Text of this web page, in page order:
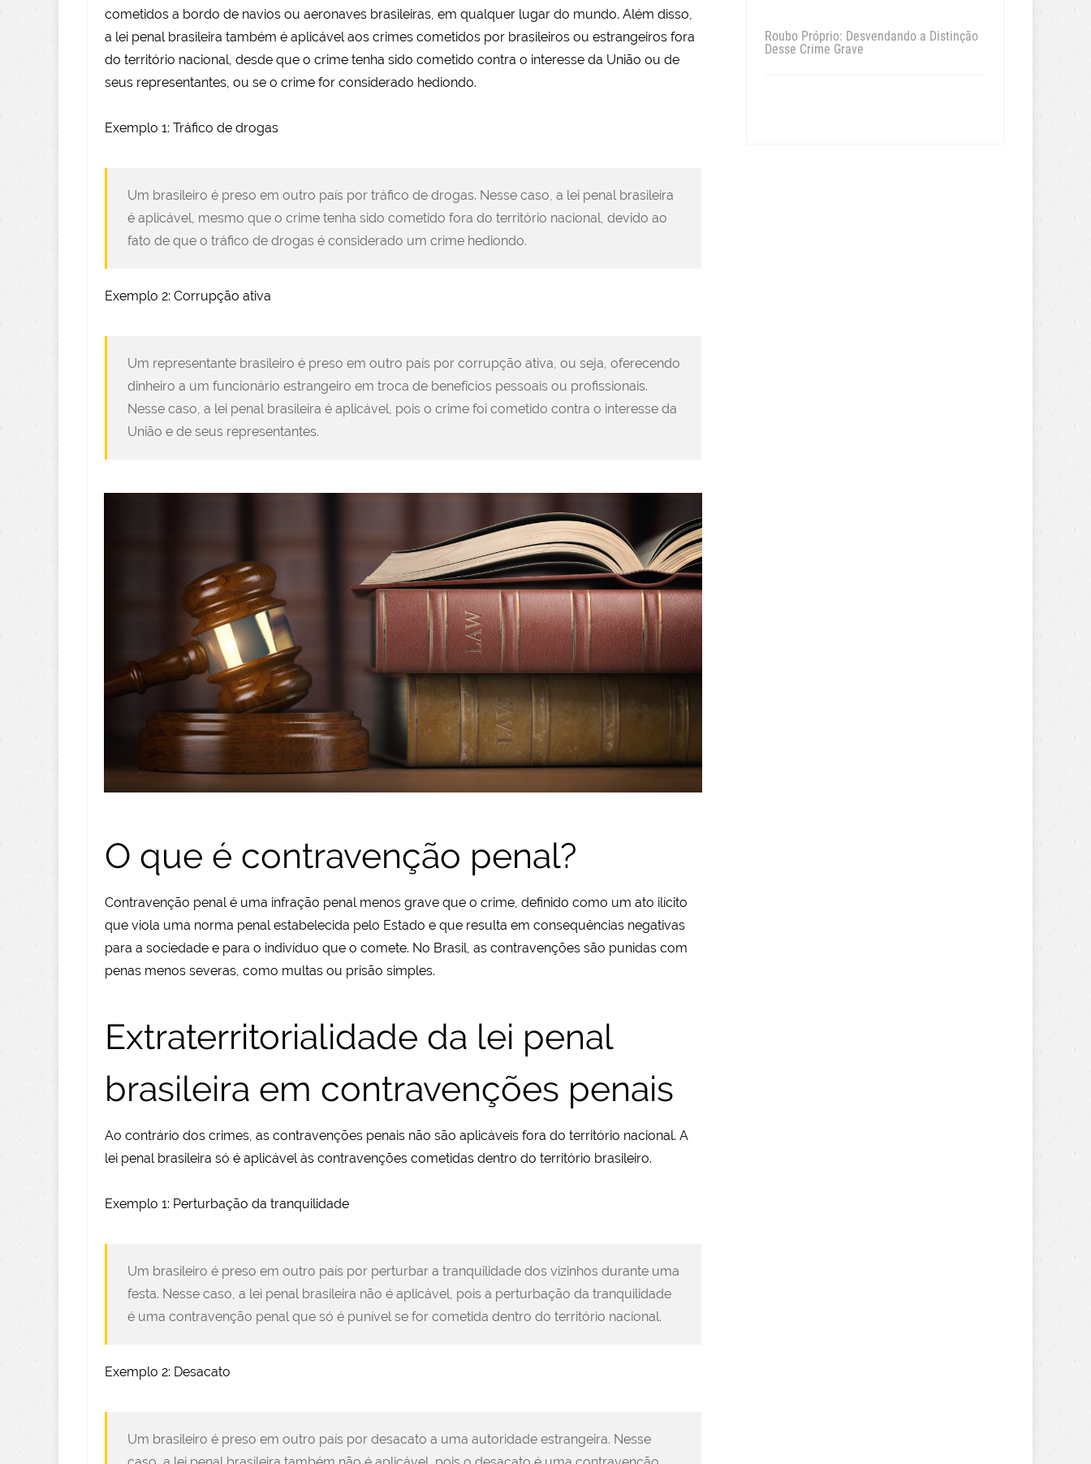
cometidos a bordo de navios ou aeronaves brasileiras, em qualquer lugar do mundo. Além disso,
a lei penal brasileira também é aplicável aos crimes cometidos por brasileiros ou estrangeiros fora
do território nacional, desde que o crime tenha sido cometido contra o interesse da União ou de
seus representantes, ou se o crime for considerado hediondo.
Exemplo 1: Tráfico de drogas
Um brasileiro é preso em outro país por tráfico de drogas. Nesse caso, a lei penal brasileira
é aplicável, mesmo que o crime tenha sido cometido fora do território nacional, devido ao
fato de que o tráfico de drogas é considerado um crime hediondo.
Exemplo 2: Corrupção ativa
Um representante brasileiro é preso em outro país por corrupção ativa, ou seja, oferecendo
dinheiro a um funcionário estrangeiro em troca de benefícios pessoais ou profissionais.
Nesse caso, a lei penal brasileira é aplicável, pois o crime foi cometido contra o interesse da
União e de seus representantes.
O que é contravenção penal?
Contravenção penal é uma infração penal menos grave que o crime, definido como um ato ilícito
que viola uma norma penal estabelecida pelo Estado e que resulta em consequências negativas
para a sociedade e para o indivíduo que o comete. No Brasil, as contravenções são punidas com
penas menos severas, como multas ou prisão simples.
Extraterritorialidade da lei penal
brasileira em contravenções penais
Ao contrário dos crimes, as contravenções penais não são aplicáveis fora do território nacional. A
lei penal brasileira só é aplicável às contravenções cometidas dentro do território brasileiro.
Exemplo 1: Perturbação da tranquilidade
Um brasileiro é preso em outro país por perturbar a tranquilidade dos vizinhos durante uma
festa. Nesse caso, a lei penal brasileira não é aplicável, pois a perturbação da tranquilidade
é uma contravenção penal que só é punível se for cometida dentro do território nacional.
Exemplo 2: Desacato
Um brasileiro é preso em outro país por desacato a uma autoridade estrangeira. Nesse
Roubo Próprio: Desvendando a Distinção
Desse Crime Grave